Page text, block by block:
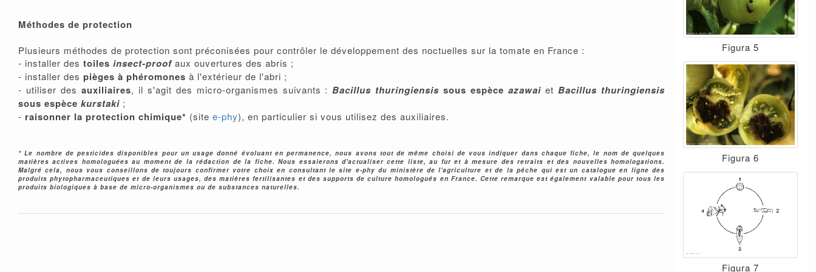
Méthodes de protection
Plusieurs méthodes de protection sont préconisées pour contrôler le développement des noctuelles sur la tomate en France :
- installer des toiles insect-proof aux ouvertures des abris ;
- installer des pièges à phéromones à l'extérieur de l'abri ;
- utiliser des auxiliaires, il s'agit des micro-organismes suivants :Bacillus thuringiensis sous espèceazawai etBacillus thuringiensis
sous espèce kurstaki ;
- raisonner la protection chimique* (site e-phy), en particulier si vous utilisez des auxiliaires.
* Le nombre de pesticides disponibles pour un usage donné évoluant en permanence, nous avons tout de même choisi de vous indiquer dans chaque fiche, le nom de quelques
matières actives homologuées au moment de la rédaction de la fiche. Nous essaierons d'actualiser cette liste, au fur et à mesure des retraits et des nouvelles homologations.
Malgré cela, nous vous conseillons de toujours confirmer votre choix en consultant le site e-phy du ministère de l'agriculture et de la pêche qui est un catalogue en ligne des
produits phytopharmaceutiques et de leurs usages, des matières fertilisantes et des supports de culture homologués en France. Cette remarque est également valable pour tous les
produits biologiques à base de micro-organismes ou de substances naturelles.
Figura 5
Figura 6
Figura 7